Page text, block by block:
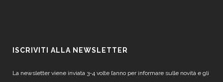
ISCRIVITI ALLA NEWSLETTER
La newsletter viene inviata 3-4 volte l’anno per informare sulle novità e gli